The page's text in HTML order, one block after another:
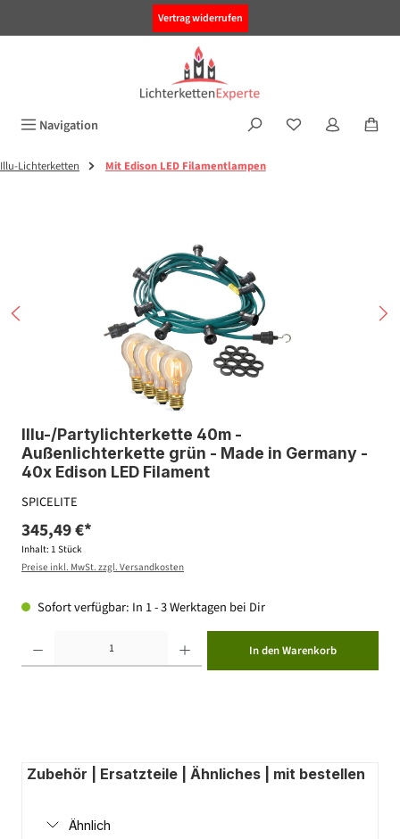
Vertrag widerrufen
Navigation
Illu-Lichterketten Mit Edison LED Filamentlampen
Illu-/Partylichterkette 40m -
Außenlichterkette grün - Made in Germany -
40x Edison LED Filament
SPICELITE
345,49 €*
Inhalt: 1 Stück
Preise inkl. MwSt. zzgl. Versandkosten
Sofort verfügbar: In 1 - 3 Werktagen bei Dir
In den Warenkorb
Zubehör | Ersatzteile | Ähnliches | mit bestellen
Ähnlich